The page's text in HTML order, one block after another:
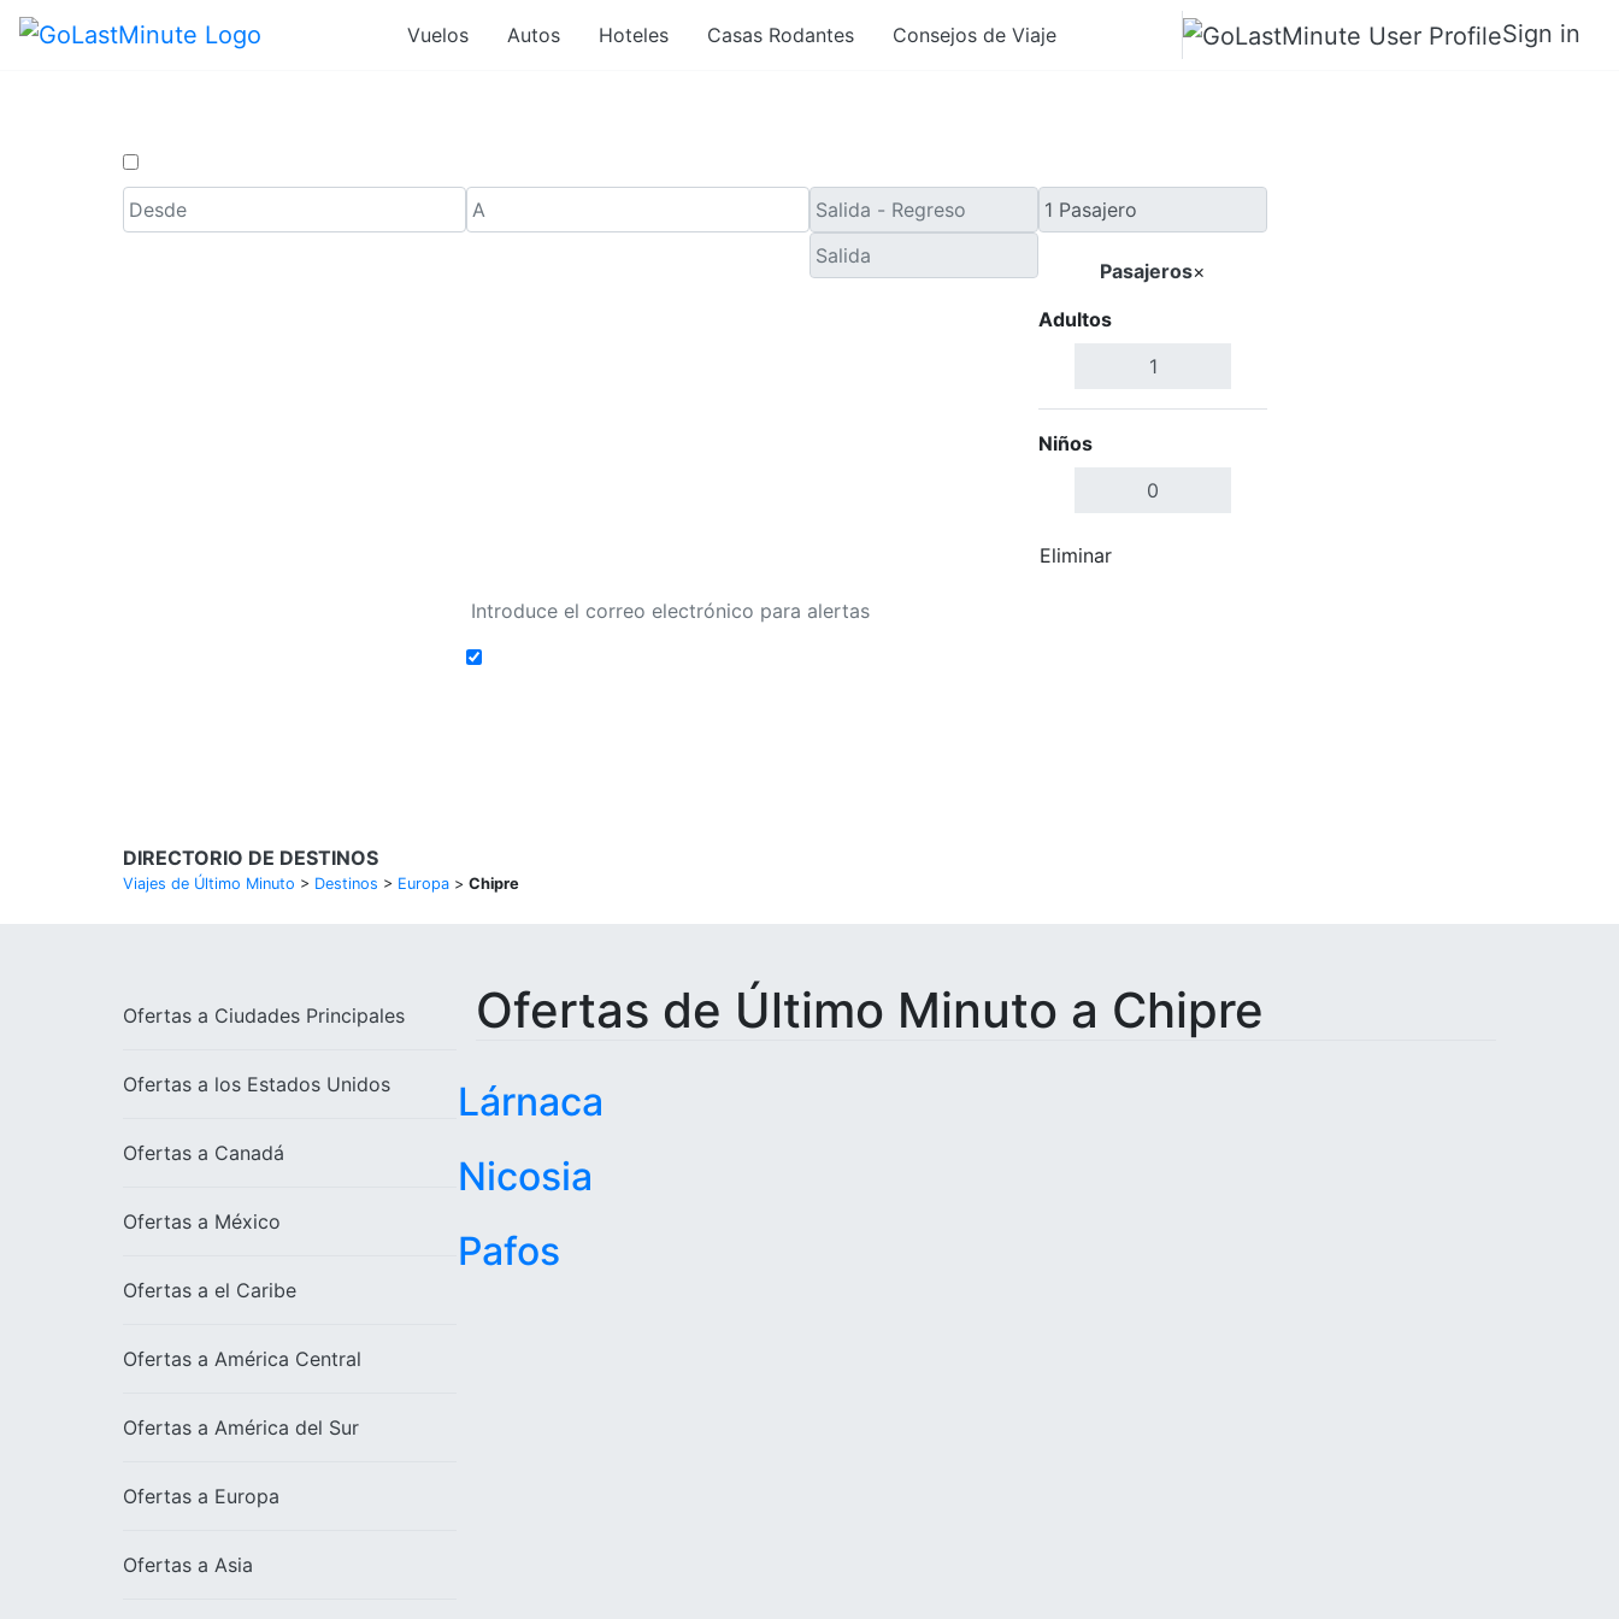
Vuelos Autos Hoteles Casas Rodantes Consejos de Viaje Sign in
Pasajeros×
Adultos
Niños
Eliminar
DIRECTORIO DE DESTINOS
Viajes de Último Minuto > Destinos > Europa > Chipre
Ofertas a Ciudades Principales
Ofertas a los Estados Unidos
Ofertas a Canadá
Ofertas a México
Ofertas a el Caribe
Ofertas a América Central
Ofertas a América del Sur
Ofertas a Europa
Ofertas a Asia
Ofertas de Último Minuto a Chipre
Lárnaca
Nicosia
Pafos